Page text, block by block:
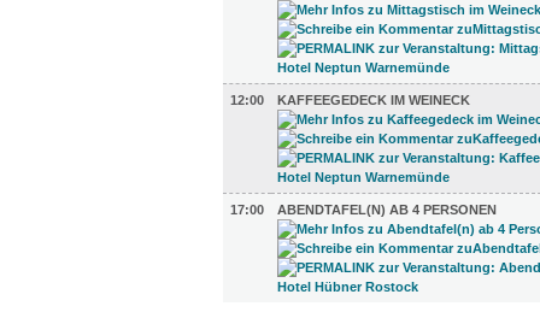
12:00 KAFFEEGEDECK IM WEINECK
17:00 ABENDTAFEL(N) AB 4 PERSONEN